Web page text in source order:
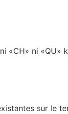
«CH» ni «QU»
sur le